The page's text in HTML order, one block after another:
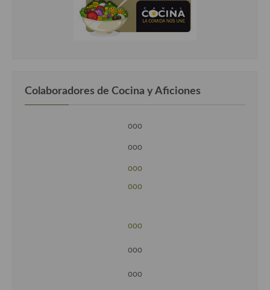
Colaboradores de Cocina y Aficiones
ooo
ooo
ooo
ooo
ooo
ooo
ooo